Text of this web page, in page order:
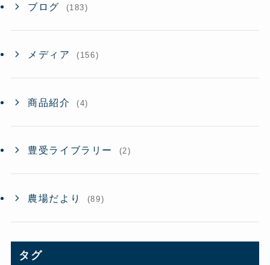
ブログ (183)
メディア (156)
商品紹介 (4)
豊受ライブラリー (2)
農場だより (89)
タグ